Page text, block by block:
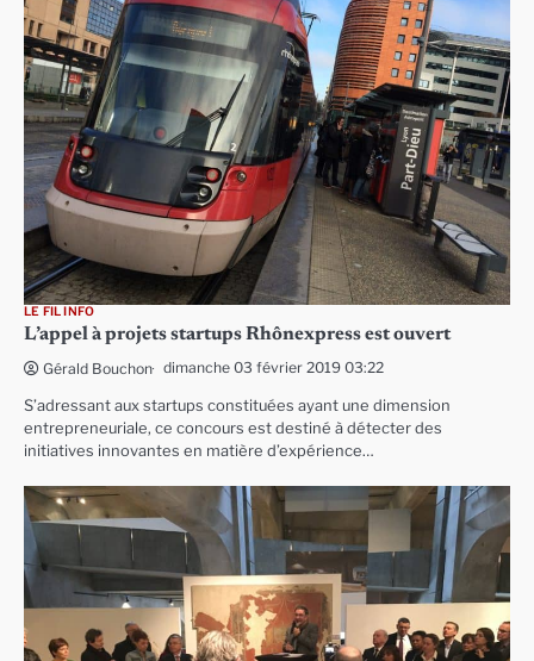
LE FIL INFO
L’appel à projets startups Rhônexpress est ouvert
Gérald Bouchon dimanche 03 février 2019 03:22
S’adressant aux startups constituées ayant une dimension
entrepreneuriale, ce concours est destiné à détecter des
initiatives innovantes en matière d’expérience…